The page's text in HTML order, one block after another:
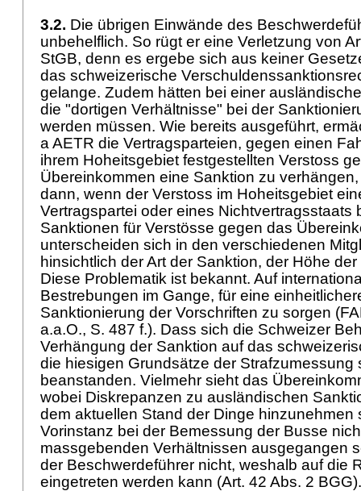
3.2. Die übrigen Einwände des
unbehelflich. So rügt er eine Verletzung von
StGB, denn es ergebe sich aus keiner
das schweizerische
gelange. Zudem hätten bei einer
die "dortigen Verhältnisse" bei der
werden müssen. Wie bereits ausgeführt,
a AETR die Vertragsparteien, gegen einen
ihrem Hoheitsgebiet festgestellten Verstoss
Übereinkommen eine Sanktion zu
dann, wenn der Verstoss im Hoheitsgebiet
Vertragspartei oder eines Nichtvertragsstaats
Sanktionen für Verstösse gegen das
unterscheiden sich in den verschiedenen
hinsichtlich der Art der Sanktion, der Höhe
Diese Problematik ist bekannt. Auf
Bestrebungen im Gange, für eine
Sanktionierung der Vorschriften zu sorgen
a.a.O., S. 487 f.). Dass sich die Schweizer
Verhängung der Sanktion auf das
die hiesigen Grundsätze der Strafzumessung
beanstanden. Vielmehr sieht das
wobei Diskrepanzen zu ausländischen
dem aktuellen Stand der Dinge hinzunehmen
Vorinstanz bei der Bemessung der Busse
massgebenden Verhältnissen ausgegangen
der Beschwerdeführer nicht, weshalb auf die
eingetreten werden kann (Art. 42 Abs. 2 BGG